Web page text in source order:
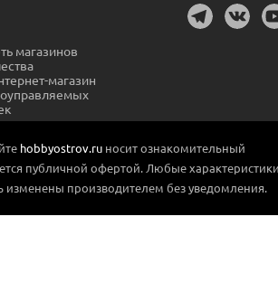
магазинов
магазин
hobbyostrov.ru носит ознакомительный
публичной офертой. Любые
изменены производителем без уведомления.